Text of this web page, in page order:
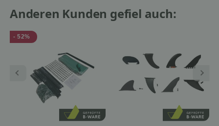
Anderen Kunden gefiel auch:
- 52%